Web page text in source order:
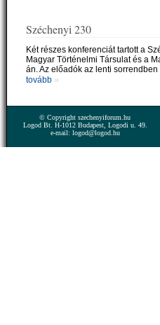
Széchenyi 230
Két részes konferenciát tartott a
Magyar Történelmi Társulat és a
án. Az előadók az lenti
tovább »
© Copyright szechenyiforum.hu
Logod Bt. H-1012 Budapest, Logodi u. 49.
e-mail: logod@logod.hu